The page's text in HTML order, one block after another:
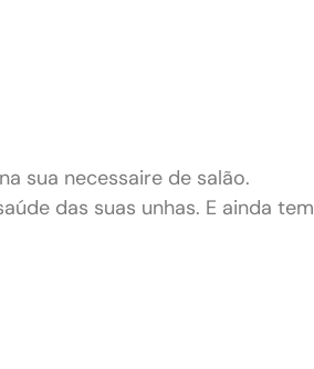
sua necessaire de salão.
das suas unhas. E ainda tem